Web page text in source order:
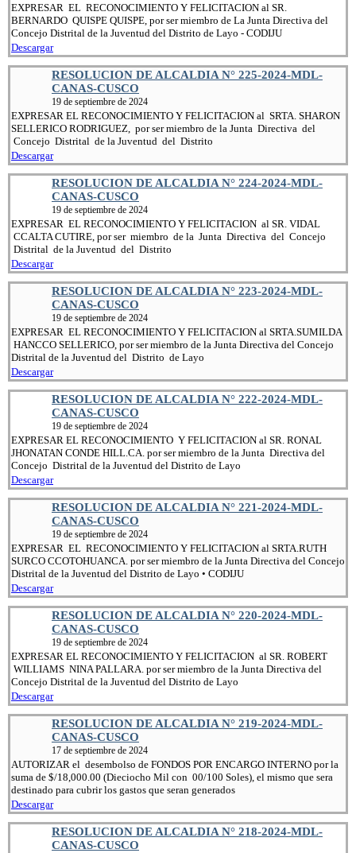
EXPRESAR EL RECONOCIMIENTO Y FELICITACION al SR.
BERNARDO QUISPE QUISPE, por ser miembro de La Junta Directiva del
Concejo Distrital de la Juventud del Distrito de Layo - CODIJU
Descargar
RESOLUCION DE ALCALDIA N° 225-2024-MDL-
CANAS-CUSCO
19 de septiembre de 2024
EXPRESAR EL RECONOCIMIENTO Y FELICITACION al SRTA. SHARON
SELLERICO RODRIGUEZ, por ser miembro de la Junta Directiva del
Concejo Distrital de la Juventud del Distrito
Descargar
RESOLUCION DE ALCALDIA N° 224-2024-MDL-
CANAS-CUSCO
19 de septiembre de 2024
EXPRESAR EL RECONOCIMIENTO Y FELICITACION al SR. VIDAL
CCALTA CUTIRE, por ser miembro de la Junta Directiva del Concejo
Distrital de la Juventud del Distrito
Descargar
RESOLUCION DE ALCALDIA N° 223-2024-MDL-
CANAS-CUSCO
19 de septiembre de 2024
EXPRESAR EL RECONOCIMIENTO Y FELICITACION al SRTA.SUMILDA
HANCCO SELLERICO, por ser miembro de la Junta Directiva del Concejo
Distrital de la Juventud del Distrito de Layo
Descargar
RESOLUCION DE ALCALDIA N° 222-2024-MDL-
CANAS-CUSCO
19 de septiembre de 2024
EXPRESAR EL RECONOCIMIENTO Y FELICITACION al SR. RONAL
JHONATAN CONDE HILL.CA. por ser miembro de la Junta Directiva del
Concejo Distrital de la Juventud del Distrito de Layo
Descargar
RESOLUCION DE ALCALDIA N° 221-2024-MDL-
CANAS-CUSCO
19 de septiembre de 2024
EXPRESAR EL RECONOCIMIENTO Y FELICITACION al SRTA.RUTH
SURCO CCOTOHUANCA. por ser miembro de la Junta Directiva del Concejo
Distrital de la Juventud del Distrito de Layo • CODIJU
Descargar
RESOLUCION DE ALCALDIA N° 220-2024-MDL-
CANAS-CUSCO
19 de septiembre de 2024
EXPRESAR EL RECONOCIMIENTO Y FELICITACION al SR. ROBERT
WILLIAMS NINA PALLARA. por ser miembro de la Junta Directiva del
Concejo Distrital de la Juventud del Distrito de Layo
Descargar
RESOLUCION DE ALCALDIA N° 219-2024-MDL-
CANAS-CUSCO
17 de septiembre de 2024
AUTORIZAR el desembolso de FONDOS POR ENCARGO INTERNO por la
suma de $/18,000.00 (Dieciocho Mil con 00/100 Soles), el mismo que sera
destinado para cubrir los gastos que seran generados
Descargar
RESOLUCION DE ALCALDIA N° 218-2024-MDL-
CANAS-CUSCO